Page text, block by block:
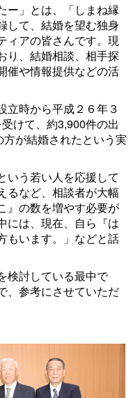
ー」とは、「しまね縁
して、結婚を望む独身
ィアの皆さんです。現
り、結婚相談、相手探
催や情報提供などの活
立時から平成２６年３
けて、約3,900件の出
が結婚されたという実
いう若い人を応援して
るなど、相談者が大幅
』の数を増やす必要が
には、現在、自ら『は
もいます。」などと話
検討している最中で
、参考にさせていただ